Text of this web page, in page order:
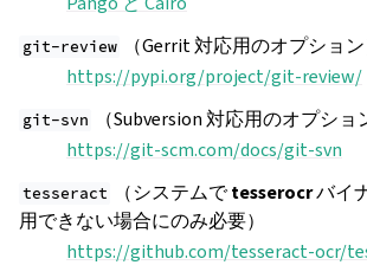
git-review
（Gerrit 対応用のオプション
https://pypi.org/project/git-review/
git-svn
（Subversion 対応用のオプショ
https://git-scm.com/docs/git-svn
tesseract （システムでtesserocrバイ
用できない場合にのみ必要）
https://github.com/tesseract-ocr/